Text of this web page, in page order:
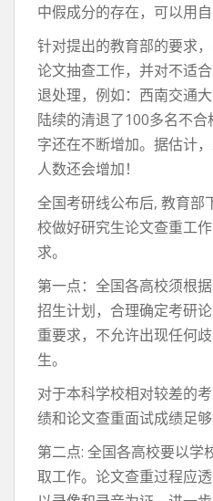
中假成分的存在，可以用
针对提出的教育部的要求
论文抽查工作，并对不适
退处理，例如：西南交通
陆续的清退了100多名不
字还在不断增加。据估计
人数还会增加！
全国考研线公布后, 教育部
校做好研究生论文查重工
求。
第一点：全国各高校须根
招生计划，合理确定考研
重要求，不允许出现任何
生。
对于本科学校相对较差的
绩和论文查重面试成绩足
第二点: 全国各高校要以学
取工作。论文查重过程应